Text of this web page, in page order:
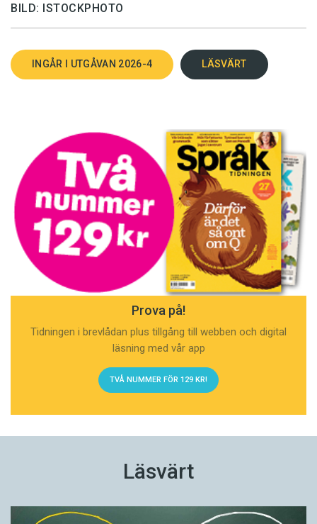
BILD: ISTOCKPHOTO
INGÅR I UTGÅVAN 2026-4 LÄSVÄRT
Prova på!
Tidningen i brevlådan plus tillgång till webben och digital
läsning med vår app
TVÅ NUMMER FÖR 129 KR!
Läsvärt